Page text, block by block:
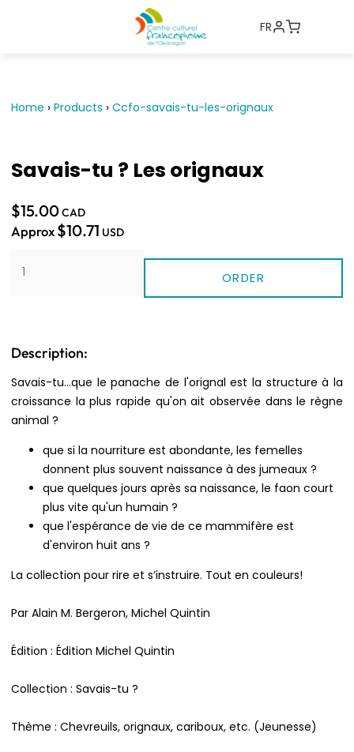
FR
Home › Products › Ccfo-savais-tu-les-orignaux
Savais-tu ? Les orignaux
$15.00CAD
Approx$10.71 USD
ORDER
Description:
Savais-tu...que le panache de l'orignal est la structure à la
croissance la plus rapide qu'on ait observée dans le règne
animal ?
que si la nourriture est abondante, les femelles
donnent plus souvent naissance à des jumeaux ?
que quelques jours après sa naissance, le faon court
plus vite qu'un humain ?
que l'espérance de vie de ce mammifère est
d'environ huit ans ?
La collection pour rire et s’instruire. Tout en couleurs!
Par Alain M. Bergeron, Michel Quintin
Édition : Édition Michel Quintin
Collection : Savais-tu ?
Thème : Chevreuils, orignaux, cariboux, etc. (Jeunesse)